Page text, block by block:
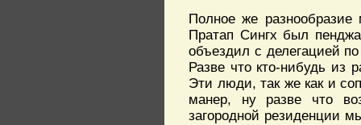
Полное же
Пратап Сингх был
объездил с делегацией
Разве что кто-нибудь из
Эти люди, так же как и
манер, ну разве что
загородной резиденции